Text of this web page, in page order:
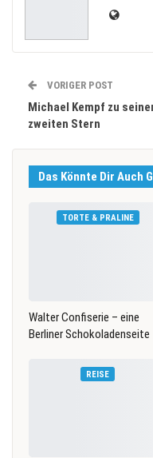
VORIGER POST
Michael Kempf zu
zweiten Stern
Das Könnte Dir Auch
TORTE & PRALINE
Walter Confiserie – eine
Berliner Schokoladenseite
REISE